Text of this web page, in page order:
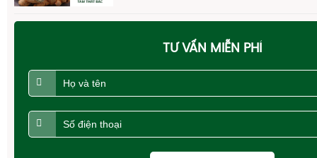
TƯ VẤN MIỄN PHÍ